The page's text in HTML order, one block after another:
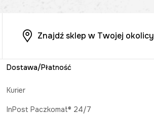
Znajdź sklep w Twojej okolicy
Dostawa/Płatność
Kurier
InPost Paczkomat® 24/7